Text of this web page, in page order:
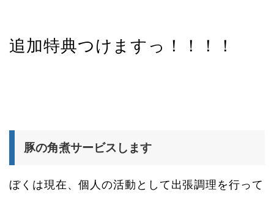
追加特典つけますっ！！！！
豚の角煮サービスします
ぼくは現在、個人の活動として出張調理を行って